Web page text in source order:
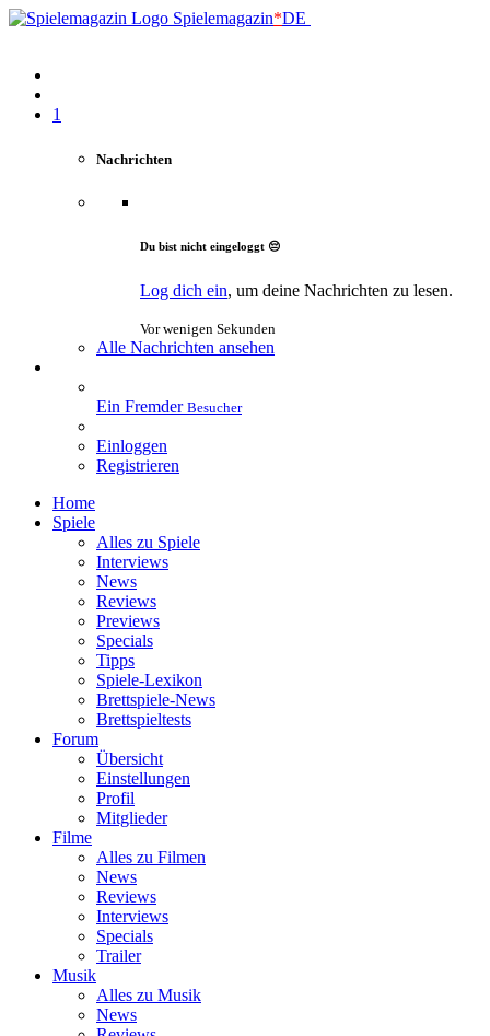
Spielemagazin*DE
1
Nachrichten
Du bist nicht eingeloggt 😔
Log dich ein, um deine Nachrichten zu lesen.
Vor wenigen Sekunden
Alle Nachrichten ansehen
Ein Fremder Besucher
Einloggen
Registrieren
Home
Spiele
Alles zu Spiele
Interviews
News
Reviews
Previews
Specials
Tipps
Spiele-Lexikon
Brettspiele-News
Brettspieltests
Forum
Übersicht
Einstellungen
Profil
Mitglieder
Filme
Alles zu Filmen
News
Reviews
Interviews
Specials
Trailer
Musik
Alles zu Musik
News